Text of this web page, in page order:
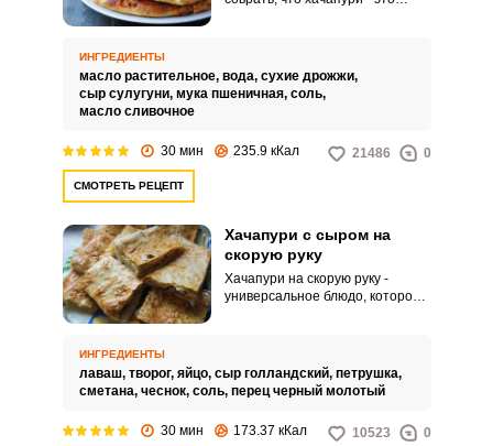
рецепте мы представим вашему
вниманию вариант
приготовления имеретинских
круглая форма.
ИНГРЕДИЕНТЫ
масло растительное, вода, сухие дрожжи,
сыр сулугуни, мука пшеничная, соль,
масло сливочное
30 мин 235.9 кКал 21486 0
СМОТРЕТЬ РЕЦЕПТ
Хачапури с сыром на
скорую руку
Хачапури на скорую руку -
универсальное блюдо, которое
отметить, что на приготовление
блюда, рецепт которого мы
представляем вашему
минимальное количество
ИНГРЕДИЕНТЫ
лаваш, творог, яйцо, сыр голландский, петрушка,
сметана, чеснок, соль, перец черный молотый
30 мин 173.37 кКал 10523 0
Запомнить меня
ВХОД
ЕЩЕ НЕ ЗАРЕГИСТРИРОВАННЫ?
Забыли пароль?